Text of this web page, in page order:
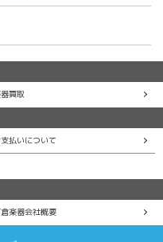
買取
払いについて
楽器会社概要